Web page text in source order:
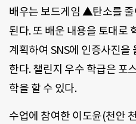
배우는 보드게임 ▲탄소를
된다. 또 배운 내용을 토대로
계획하여 SNS에 인증사진을
한다. 챌린지 우수 학급은 포
학을 할 수 있다.
수업에 참여한 이도윤(천안